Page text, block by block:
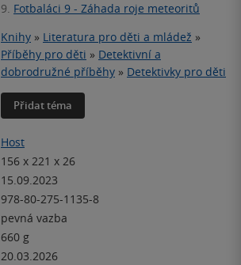
9. Fotbaláci 9 - Záhada roje meteoritů
Knihy » Literatura pro děti a mládež »
Příběhy pro děti » Detektivní a
dobrodružné příběhy » Detektivky pro děti
Přidat téma
Host
156 x 221 x 26
15.09.2023
978-80-275-1135-8
pevná vazba
660 g
20.03.2026